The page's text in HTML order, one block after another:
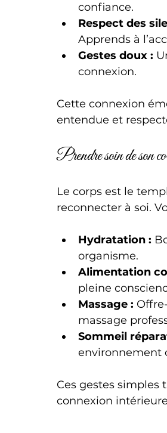
confiance.
Respect des
Apprends à
Gestes doux :
connexion.
Cette connexion
entendue et
Prendre soin de son
Le corps est le
reconnecter à soi.
Hydratation :
organisme.
Alimentation
pleine
Massage :
massage
Sommeil
environnement
Ces gestes simples
connexion